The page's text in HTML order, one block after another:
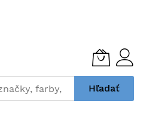
Hľadať